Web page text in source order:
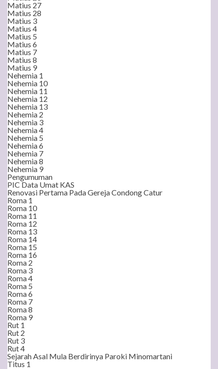
Matius 27
Matius 28
Matius 3
Matius 4
Matius 5
Matius 6
Matius 7
Matius 8
Matius 9
Nehemia 1
Nehemia 10
Nehemia 11
Nehemia 12
Nehemia 13
Nehemia 2
Nehemia 3
Nehemia 4
Nehemia 5
Nehemia 6
Nehemia 7
Nehemia 8
Nehemia 9
Pengumuman
PIC Data Umat KAS
Renovasi Pertama Pada Gereja Condong Catur
Roma 1
Roma 10
Roma 11
Roma 12
Roma 13
Roma 14
Roma 15
Roma 16
Roma 2
Roma 3
Roma 4
Roma 5
Roma 6
Roma 7
Roma 8
Roma 9
Rut 1
Rut 2
Rut 3
Rut 4
Sejarah Asal Mula Berdirinya Paroki Minomartani
Titus 1